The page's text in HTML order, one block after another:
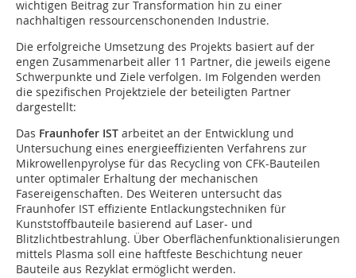
wichtigen Beitrag zur Transformation hin zu einer
nachhaltigen ressourcenschonenden Industrie.
Die erfolgreiche Umsetzung des Projekts basiert auf der
engen Zusammenarbeit aller 11 Partner, die jeweils eigene
Schwerpunkte und Ziele verfolgen. Im Folgenden werden
die spezifischen Projektziele der beteiligten Partner
dargestellt:
Das Fraunhofer IST arbeitet an der Entwicklung und
Untersuchung eines energieeffizienten Verfahrens zur
Mikrowellenpyrolyse für das Recycling von CFK-Bauteilen
unter optimaler Erhaltung der mechanischen
Fasereigenschaften. Des Weiteren untersucht das
Fraunhofer IST effiziente Entlackungstechniken für
Kunststoffbauteile basierend auf Laser- und
Blitzlichtbestrahlung. Über Oberflächenfunktionalisierungen
mittels Plasma soll eine haftfeste Beschichtung neuer
Bauteile aus Rezyklat ermöglicht werden.